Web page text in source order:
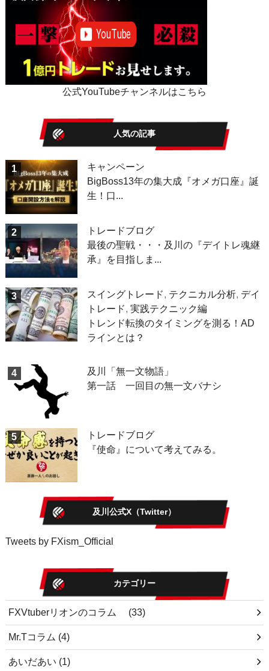
公式YouTubeチャンネルはこちら
人気の記事
1
キャンペーン
BigBoss13年の集大成『オメガ口座』誕
生！口...
2
トレードブログ
最後の聖戦・・・及川の『デイトレ魂継
承』を目指しま...
3 スイングトレード, テクニカル分析, デイ
トレード, 実践テクニック編
トレンド転換のタイミングを測る！AD
ラインとは？
4
及川「無一文物語」
第一話 一回目の無一文バナシ
5
トレードブログ
『使命』について考えてみる。
及川公式X（Twitter）
Tweets by FXism_Official
カテゴリー
FXVtuberリオンのコラム (33)
Mr.Tコラム (4)
あいだあい (1)